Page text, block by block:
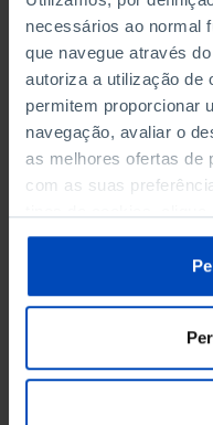
necessários ao normal
que navegue através
autoriza a utilização de
permitem proporcionar
navegação, avaliar o
as melhores ofertas de
com as suas
sobre cookies através
Política de
sendo por isso
medidas de
Com efeito,
crises que, não
assumem, por
porque, em parte,
globalização e das
isto a par de uma
parte da sociedade
condicionada pelo
e pela
por alguns meios